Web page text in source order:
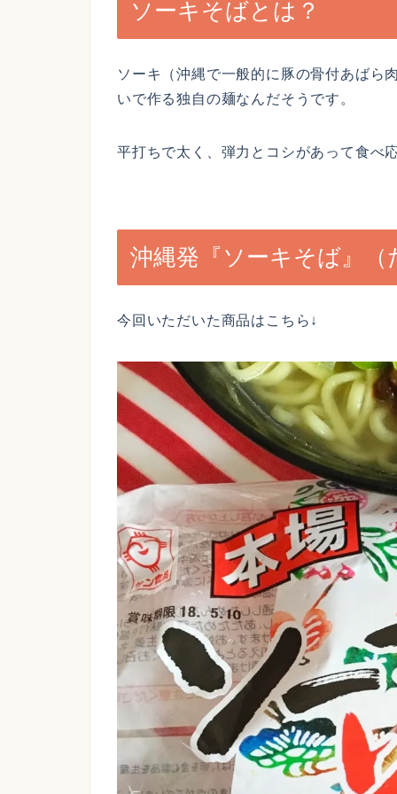
ソーキそばとは？
ソーキ（沖縄で一般的に豚の骨付あばら
いで作る独自の麺なんだそうです。
平打ちで太く、弾力とコシがあって食べ
沖縄発『ソーキそば』
今回いただいた商品はこちら↓